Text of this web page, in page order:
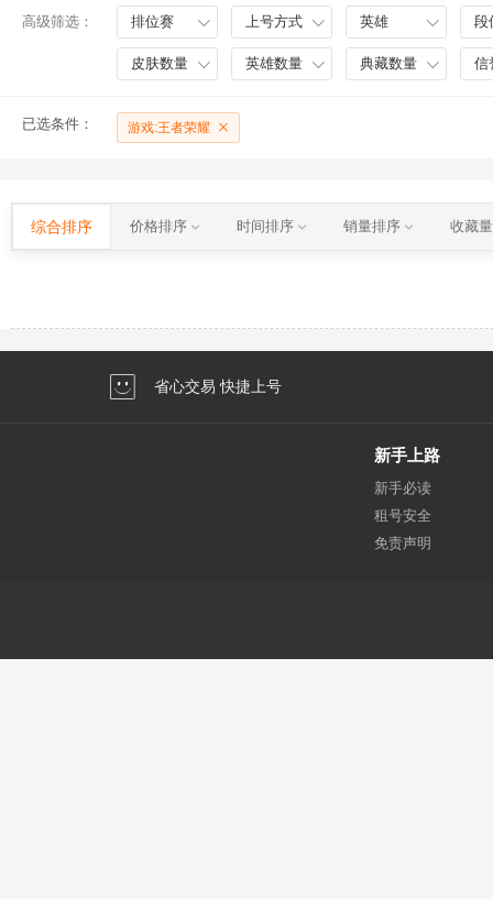
高级筛选： 排位赛 上号方式 英雄 段
皮肤数量 英雄数量 典藏数量 信
已选条件： 游戏:王者荣耀
综合排序 价格排序 时间排序 销量排序 收藏
省心交易 快捷上号
新手上路
新手必读
租号安全
免责声明